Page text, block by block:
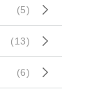
(5)
(13)
(6)